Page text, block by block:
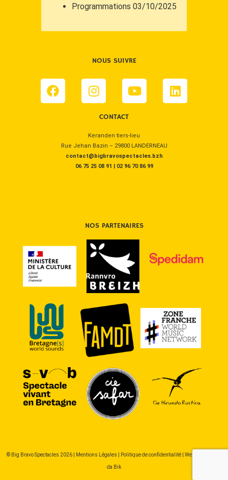
Programmations 03/10/2025
NOUS SUIVRE
FacebookInstagramYoutubeLinkedin
CONTACT
Keranden tiers-lieu
Rue Jehan Bazin – 29800 LANDERNEAU
contact@bigbravospectacles.bzh
06 75 25 08 91 |02 96 70 86 99
NOS PARTENAIRES
© Big Bravo Spectacles 2026 | Mentions Légales Politique de confidentialité | Webdesign : Pik
da Bik